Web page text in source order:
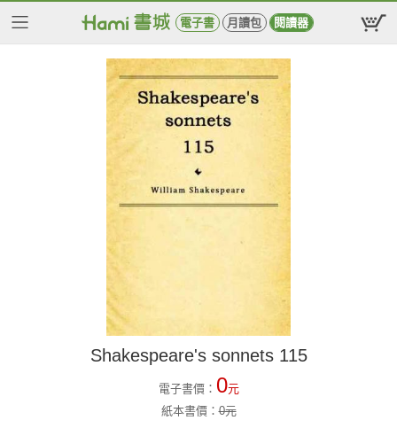
電子書 月讀包 閱讀器
Shakespeare's sonnets 115
電子書價： 0元
紙本書價：0元